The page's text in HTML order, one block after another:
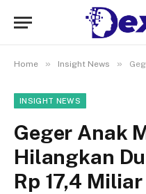
Home » Insight News »
INSIGHT NEWS
Geger Anak
Hilangkan
Rp 17,4 Miliar